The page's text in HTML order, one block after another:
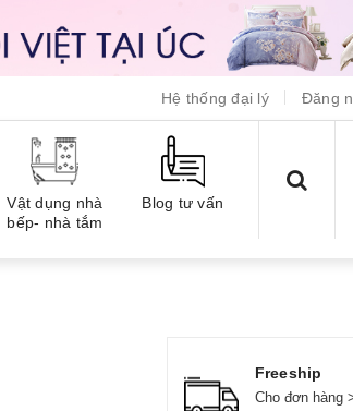
Hệ thống đại lý Đăng
Vật dụng nhà
bếp- nhà tắm
Blog tư vấn
Freeship
Cho đơn hàng